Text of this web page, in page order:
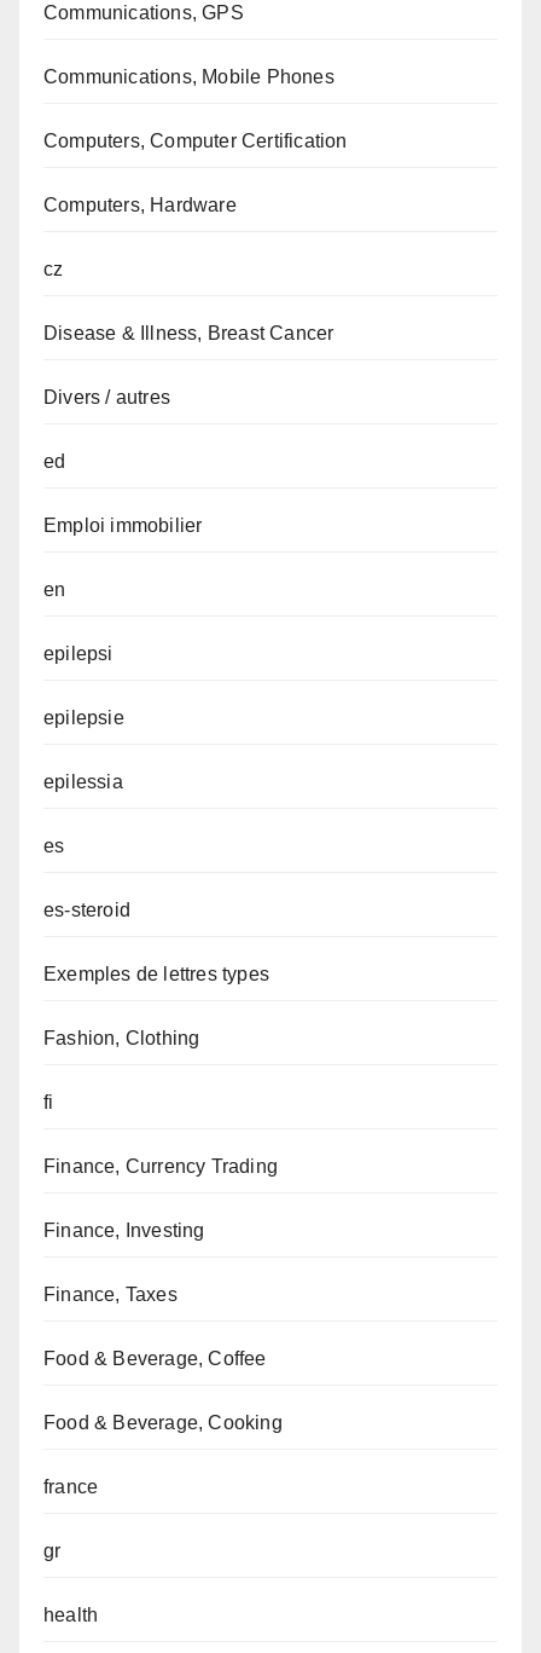
Communications, GPS
Communications, Mobile Phones
Computers, Computer Certification
Computers, Hardware
cz
Disease & Illness, Breast Cancer
Divers / autres
ed
Emploi immobilier
en
epilepsi
epilepsie
epilessia
es
es-steroid
Exemples de lettres types
Fashion, Clothing
fi
Finance, Currency Trading
Finance, Investing
Finance, Taxes
Food & Beverage, Coffee
Food & Beverage, Cooking
france
gr
health